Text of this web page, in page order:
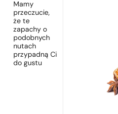
Mamy
przeczucie,
że te
zapachy o
podobnych
nutach
przypadną Ci
do gustu